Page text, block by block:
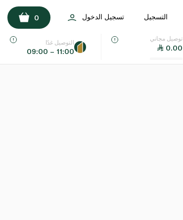
اللغة
التسجيل تسجيل الدخول 0
توصيل مجاني
0.00
التوصيل غدًا
09:00 – 11:00